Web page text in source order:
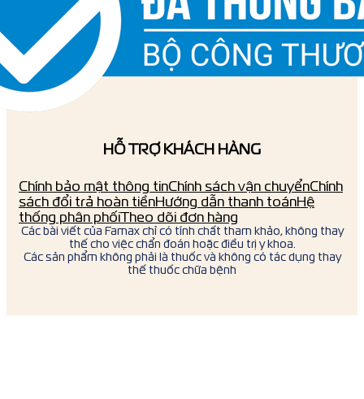
HỖ TRỢ KHÁCH HÀNG
Chính bảo mật thông tinChính sách vận chuyểnChính
sách đổi trả hoàn tiềnHướng dẫn thanh toánHệ
thống phân phốiTheo dõi đơn hàng
Các bài viết của Famax chỉ có tính chất tham khảo, không thay
thế cho việc chẩn đoán hoặc điều trị y khoa.
Các sản phẩm không phải là thuốc và không có tác dụng thay
thế thuốc chữa bệnh